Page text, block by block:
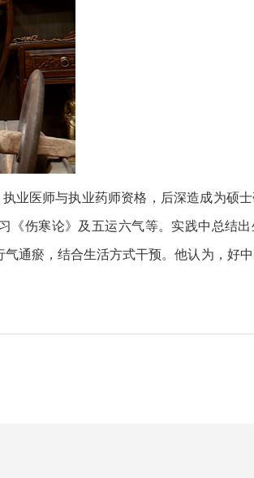
业医师与执业药师资格，后深造成为硕
《伤寒论》及五运六气等。实践中总结
通瘀，结合生活方式干预。他认为，好